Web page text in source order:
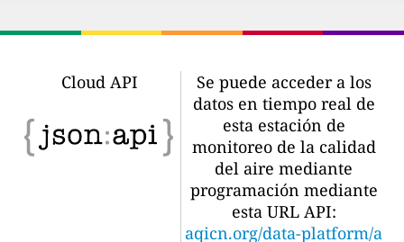
Cloud API
Se puede acceder a los
datos en tiempo real de
esta estación de
monitoreo de la calidad
del aire mediante
programación mediante
esta URL API:
aqicn.org/data-platform/a